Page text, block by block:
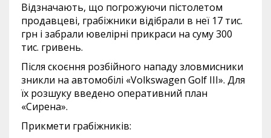
Відзначають, що погрожуючи пістолетом
продавцеві, грабіжники відібрали в неї 17 тис.
грн і забрали ювелірні прикраси на суму 300
тис. гривень.
Після скоєння розбійного нападу зловмисники
зникли на автомобілі «Volkswagen Golf III». Для
їх розшуку введено оперативний план
«Сирена».
Прикмети грабіжників: